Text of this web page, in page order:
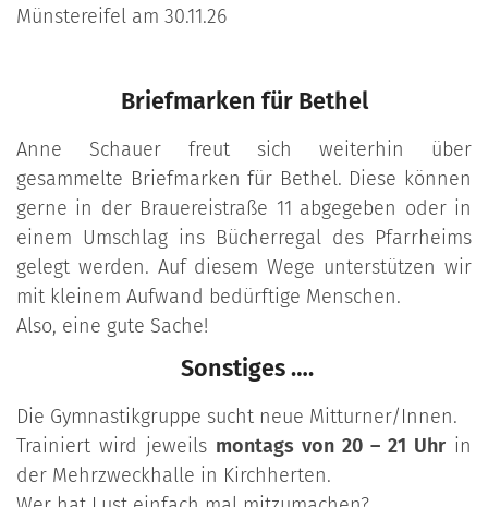
Münstereifel am 30.11.26
Briefmarken für Bethel
Anne Schauer freut sich weiterhin über
gesammelte Briefmarken für Bethel. Diese können
gerne in der Brauereistraße 11 abgegeben oder in
einem Umschlag ins Bücherregal des Pfarrheims
gelegt werden. Auf diesem Wege unterstützen wir
mit kleinem Aufwand bedürftige Menschen.
Also, eine gute Sache!
Sonstiges ….
Die Gymnastikgruppe sucht neue Mitturner/Innen.
Trainiert wird jeweils montags von 20 – 21 Uhr in
der Mehrzweckhalle in Kirchherten.